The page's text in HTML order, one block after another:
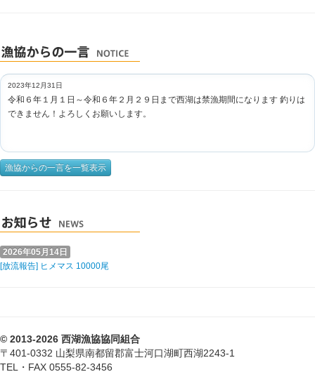
2023年12月31日
令和６年１月１日～令和６年２月２９日まで西湖は禁漁期間になります 釣りは
できません！よろしくお願いします。
漁協からの一言を一覧表示
2026年05月14日
[放流報告] ヒメマス 10000尾
© 2013-2026 西湖漁協協同組合
〒401-0332 山梨県南都留郡富士河口湖町西湖2243-1
TEL・FAX 0555-82-3456